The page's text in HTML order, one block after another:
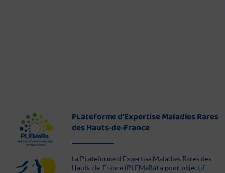
PLateforme d’Expertise Maladies Rares
des Hauts-de-France
La PLateforme d’Expertise Maladies Rares des
Hauts-de-France (PLEMaRa) a pour objectif